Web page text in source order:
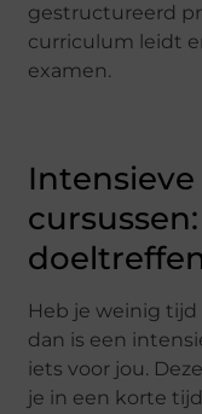
gestructureerd
curriculum leidt
examen.
Heb je weinig tijd
dan is een
iets voor jou.
je in een korte